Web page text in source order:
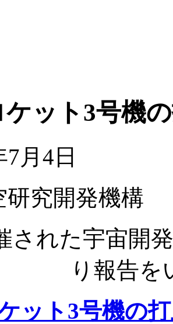
ット3号機
月4日
研究開発機構
された宇宙開
り報告を
ット3号機の